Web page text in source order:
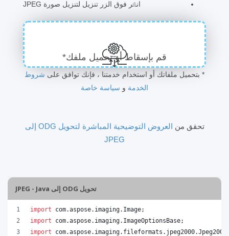
انقر فوق الزر تنزيل لتنزيل صورة JPEG
قم بإسقاط أو تحميل ملفك*
* بتحميل ملفاتك أو استخدام خدمتنا ، فإنك توافق على شروط
الخدمة و سياسة خاصة
تحقق من
العروض التوضيحية المباشرة لتحويل ODG إلى
JPEG
تحويل ODG إلى JPEG - Java
import com.aspose. imaging. Image;
import
com.aspose. imaging. ImageOptionsBase;
import
com.aspose. imaging. fileformats . jpeg2000.